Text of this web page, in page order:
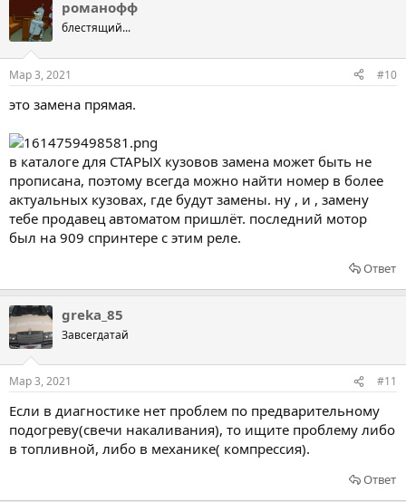
романофф
блестящий...
Мар 3, 2021 #10
это замена прямая.
в каталоге для СТАРЫХ кузовов замена может быть не
прописана, поэтому всегда можно найти номер в более
актуальных кузовах, где будут замены. ну , и , замену
тебе продавец автоматом пришлёт. последний мотор
был на 909 спринтере с этим реле.
Ответ
greka_85
Завсегдатай
Мар 3, 2021 #11
Если в диагностике нет проблем по предварительному
подогреву(свечи накаливания), то ищите проблему либо
в топливной, либо в механике( компрессия).
Ответ